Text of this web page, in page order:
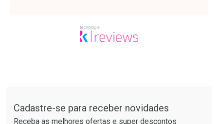
Ativar Desconto Ativar Desconto
Cadastre-se para receber novidades
Receba as melhores ofertas e super descontos